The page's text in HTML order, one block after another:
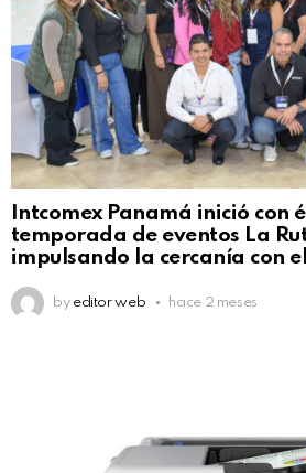
Intcomex Panamá inició con
temporada de eventos La
impulsando la cercanía con el
by editor web hace 2 meses